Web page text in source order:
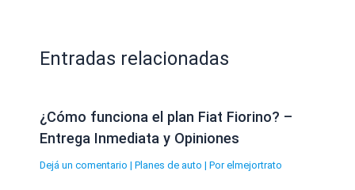
Entradas relacionadas
¿Cómo funciona el plan Fiat Fiorino? –
Entrega Inmediata y Opiniones
Dejá un comentario | Planes de auto | Por elmejortrato